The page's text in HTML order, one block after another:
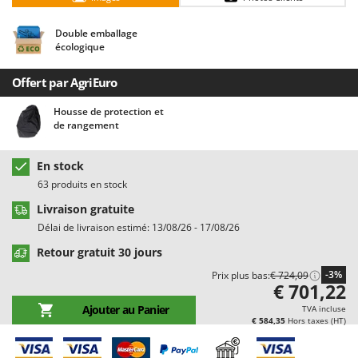
Chaudrons électriques pour polenta
Cisailles à gazon à batterie
Climatiseurs
Compresseurs d'air électriques
Compresseurs pour la récolte des olives et la taille
Coupe-bordures - Trimmers
Coupe-branches
Couveuses à œufs
Cultivateurs Tiller à ressorts - Extirpateurs
D
Décompacteurs agricoles
Découpeurs plasma
Déplaqueuses de gazon
Barbieri
Batavia
Beper
Berkel
Bernardi
Besser Vacuum
Bestway
Beta tools
Bissell
BlackStone
Blue Bird
Bomet
Double emballage
écologique
Offert par AgriEuro
Housse de protection et
de rangement
En stock
63 produits en stock
Livraison gratuite
Délai de livraison estimé: 13/08/26 - 17/08/26
Retour gratuit 30 jours
Prix plus bas:€ 724,09 -3%
Ajouter au Panier
€ 701,22
TVA incluse
€ 584,35 Hors taxes (HT)